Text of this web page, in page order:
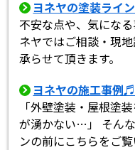
ヨネヤの塗装ライ
不安な点や、気にな
ネヤではご相談・現
承らせて頂きます。
ヨネヤの施工事例♬
「外壁塗装・屋根塗
が湧かない…」 そん
ンの前にこちらをご